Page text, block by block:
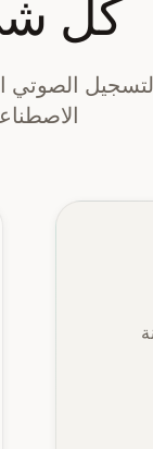
كل
الصوتي